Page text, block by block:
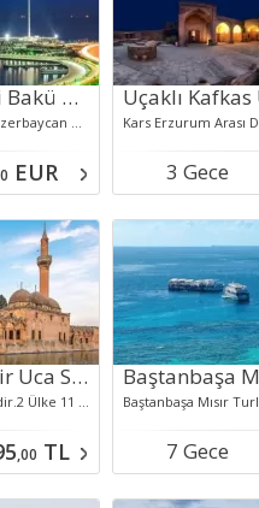
Ateşin ve Tarihin Şehri Bakü Ajet Hy İle Yaz Dönemi 3 Gece..
Bakü Old Town Akşam Turu ve Azerbaycan Gecesi Turu Abşeron Yarımadası Turu Hazar Denizi Tekne Turu Gobustan Haydar Aliyev Kültür Merkezi Turu Panoramik Bakü Şehir Turu
EUR
3 Gece
Konaklamalı
Dolu Dolu Bir Uçtan Bir Uca Sınırlarda Gap Doğu Anadolu ve Nahçıvan Turu
Doğu Ekspresi Tren Gezisi Dahildir.2 Ülke 11 ŞehirMardin, Midyat, Abbaralar, Dara Antik Kenti, Eski MardinCizre, Ezidi Köyü, Dengbej Programı, Hakkari, Berçelan Yaylası, Zap VadisiGaziantep, Tahmis Kahvehanesi, Şanlıurfa, Göbeklitepe, Sıra GecesiVan, Kedi Evi, Van Kalesi, Akdamar Adası, Nahçıvan, Haydar Aliyev Müzesi, Han Sarayı
,00 TL
7 Gece
Konaklamalı